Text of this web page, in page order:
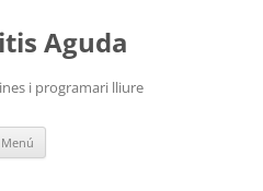
Aguda
i programari lliure
Menú